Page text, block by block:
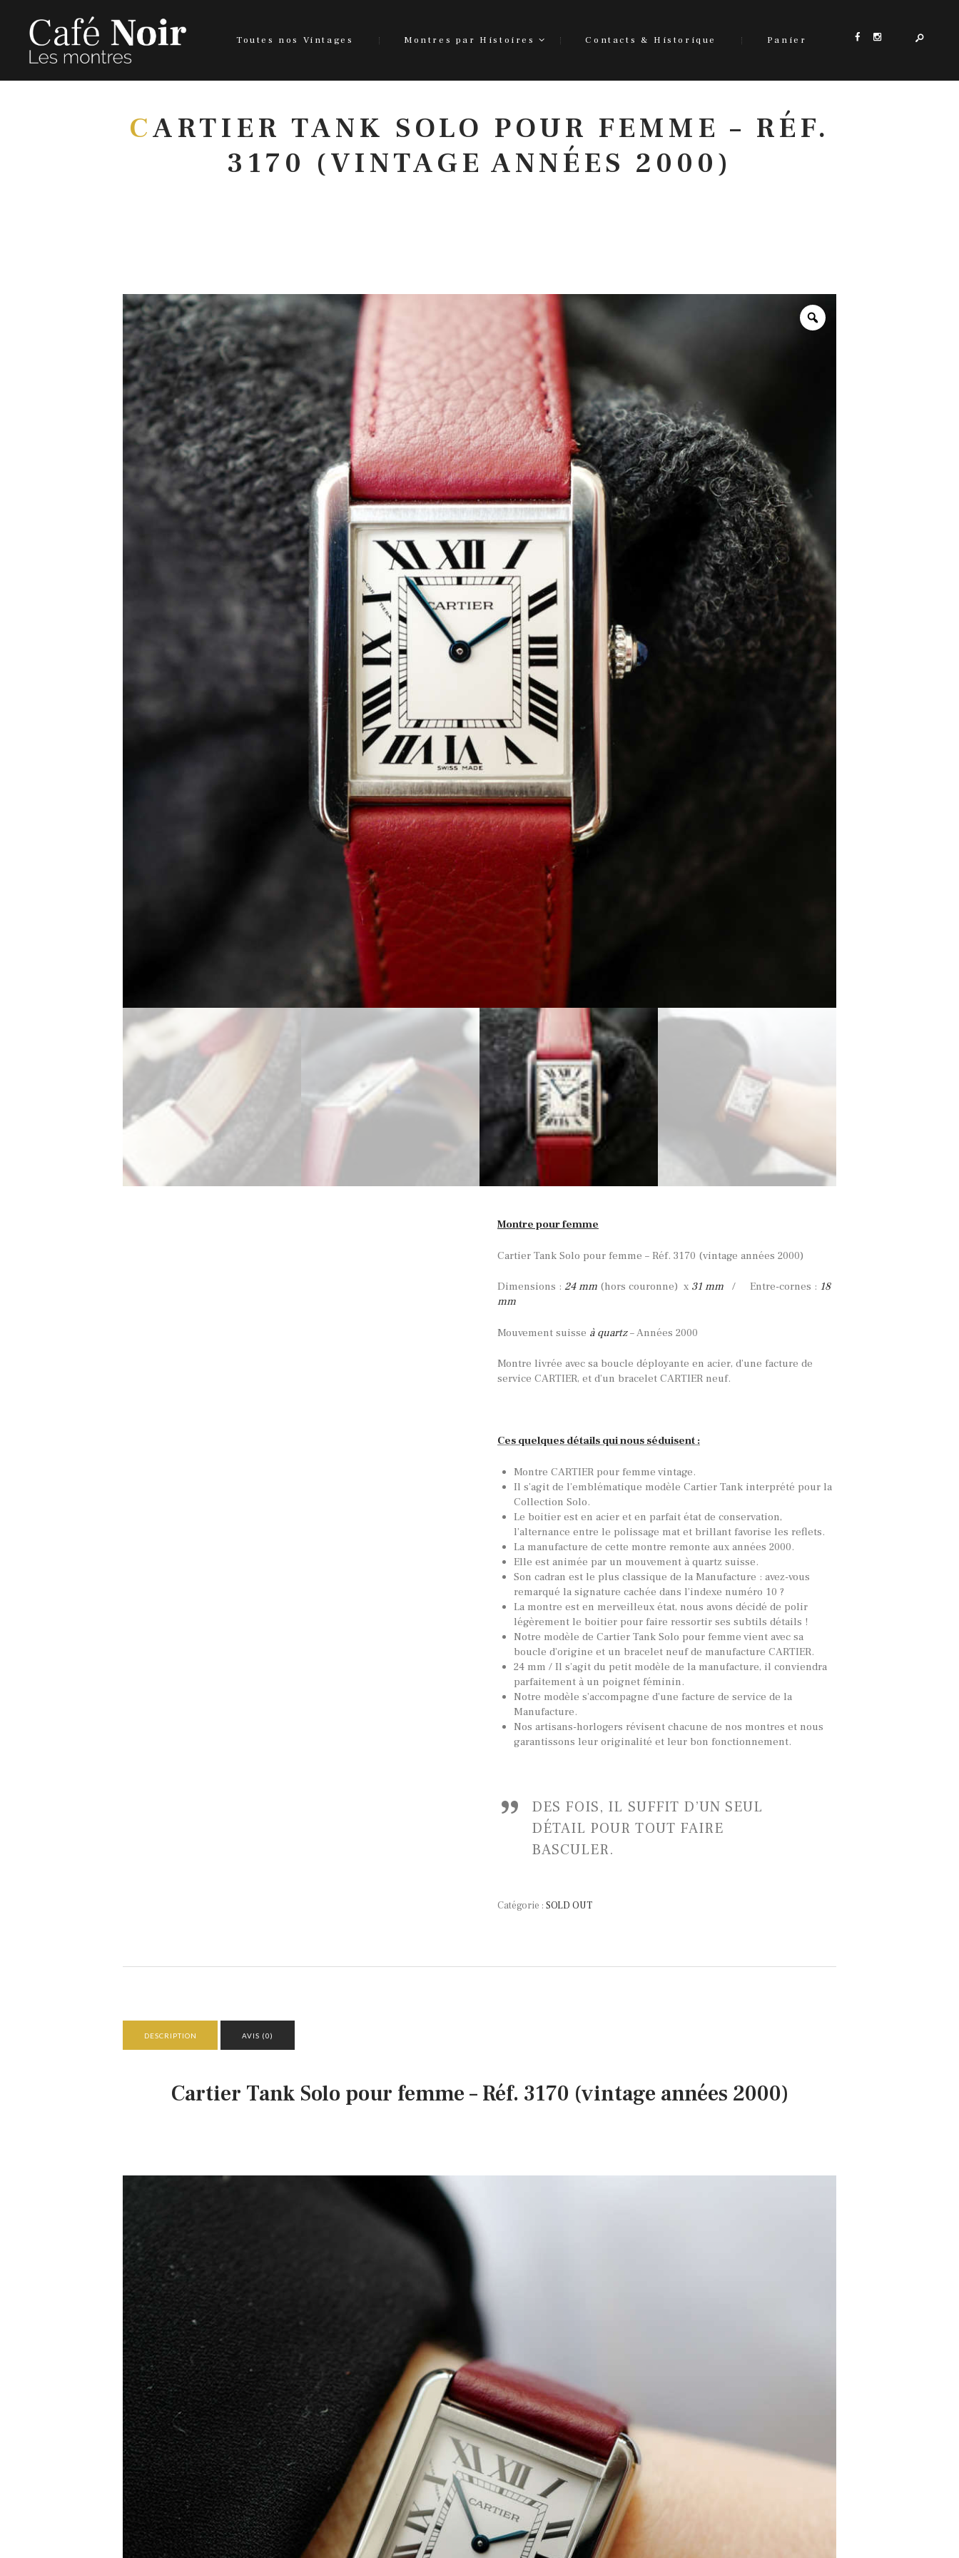
Toutes nos Vintages Montres par Histoires Contacts & Historique Panier
CARTIER TANK SOLO POUR FEMME – RÉF.
3170 (VINTAGE ANNÉES 2000)
Montre pour femme
Cartier Tank Solo pour femme – Réf. 3170 (vintage années 2000)
Dimensions : 24 mm (hors couronne) x 31 mm / Entre-cornes : 18
mm
Mouvement suisse à quartz– Années 2000
Montre livrée avec sa boucle déployante en acier, d’une facture de
service CARTIER, et d’un bracelet CARTIER neuf.
Ces quelques détails qui nous séduisent :
Montre CARTIER pour femme vintage.
Il s’agit de l’emblématique modèle Cartier Tank interprété pour la
Collection Solo.
Le boitier est en acier et en parfait état de conservation,
l’alternance entre le polissage mat et brillant favorise les reflets.
La manufacture de cette montre remonte aux années 2000.
Elle est animée par un mouvement à quartz suisse.
Son cadran est le plus classique de la Manufacture : avez-vous
remarqué la signature cachée dans l’indexe numéro 10 ?
La montre est en merveilleux état, nous avons décidé de polir
légèrement le boitier pour faire ressortir ses subtils détails !
Notre modèle de Cartier Tank Solo pour femme vient avec sa
boucle d’origine et un bracelet neuf de manufacture CARTIER.
24 mm / Il s’agit du petit modèle de la manufacture, il conviendra
parfaitement à un poignet féminin.
Notre modèle s’accompagne d’une facture de service de la
Manufacture.
Nos artisans-horlogers révisent chacune de nos montres et nous
garantissons leur originalité et leur bon fonctionnement.
DES FOIS, IL SUFFIT D’UN SEUL
DÉTAIL POUR TOUT FAIRE
BASCULER.
Catégorie : SOLD OUT
DESCRIPTION AVIS (0)
Cartier Tank Solo pour femme – Réf. 3170 (vintage années 2000)